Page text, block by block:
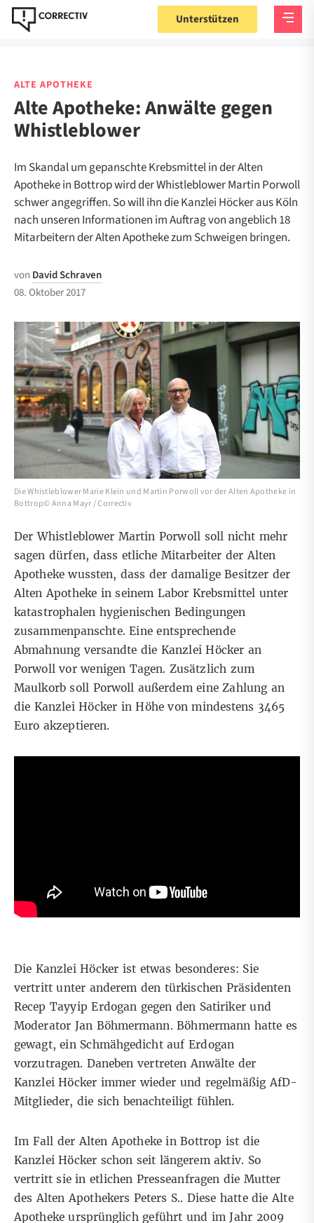
Unterstützen
ALTE APOTHEKE
Alte Apotheke: Anwälte gegen
Whistleblower
Im Skandal um gepanschte Krebsmittel in der Alten
Apotheke in Bottrop wird der Whistleblower Martin Porwoll
schwer angegriffen. So will ihn die Kanzlei Höcker aus Köln
nach unseren Informationen im Auftrag von angeblich 18
Mitarbeitern der Alten Apotheke zum Schweigen bringen.
von David Schraven
08. Oktober 2017
Die Whistleblower Marie Klein und Martin Porwoll vor der Alten Apotheke in
Bottrop© Anna Mayr / Correctiv
Der Whistleblower Martin Porwoll soll nicht mehr
sagen dürfen, dass etliche Mitarbeiter der Alten
Apotheke wussten, dass der damalige Besitzer der
Alten Apotheke in seinem Labor Krebsmittel unter
katastrophalen hygienischen Bedingungen
zusammenpanschte. Eine entsprechende
Abmahnung versandte die Kanzlei Höcker an
Porwoll vor wenigen Tagen. Zusätzlich zum
Maulkorb soll Porwoll außerdem eine Zahlung an
die Kanzlei Höcker in Höhe von mindestens 3465
Euro akzeptieren.
Die Kanzlei Höcker ist etwas besonderes: Sie
vertritt unter anderem den türkischen Präsidenten
Recep Tayyip Erdogan gegen den Satiriker und
Moderator Jan Böhmermann. Böhmermann hatte es
gewagt, ein Schmähgedicht auf Erdogan
vorzutragen. Daneben vertreten Anwälte der
Kanzlei Höcker immer wieder und regelmäßig AfD-
Mitglieder, die sich benachteiligt fühlen.
Im Fall der Alten Apotheke in Bottrop ist die
Kanzlei Höcker schon seit längerem aktiv. So
vertritt sie in etlichen Presseanfragen die Mutter
des Alten Apothekers Peters S.. Diese hatte die Alte
Apotheke ursprünglich geführt und im Jahr 2009